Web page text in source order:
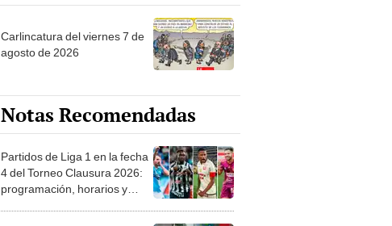
Carlincatura del viernes 7 de
agosto de 2026
Notas Recomendadas
Partidos de Liga 1 en la fecha
4 del Torneo Clausura 2026:
programación, horarios y